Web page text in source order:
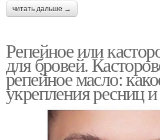
читать дальше →
Репейное или
для бровей.
репейное масло:
укрепления ресниц